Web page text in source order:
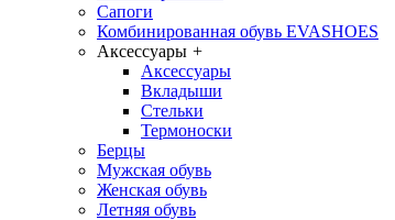
Сапоги
Комбинированная обувь EVASHOES
Аксессуары +
Аксессуары
Вкладыши
Стельки
Термоноски
Берцы
Мужская обувь
Женская обувь
Летняя обувь